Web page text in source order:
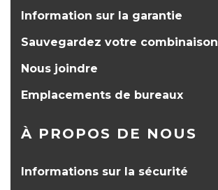
Information sur la garantie
Sauvegardez votre combinaison
Nous joindre
Emplacements de bureaux
À PROPOS DE NOUS
Informations sur la sécurité